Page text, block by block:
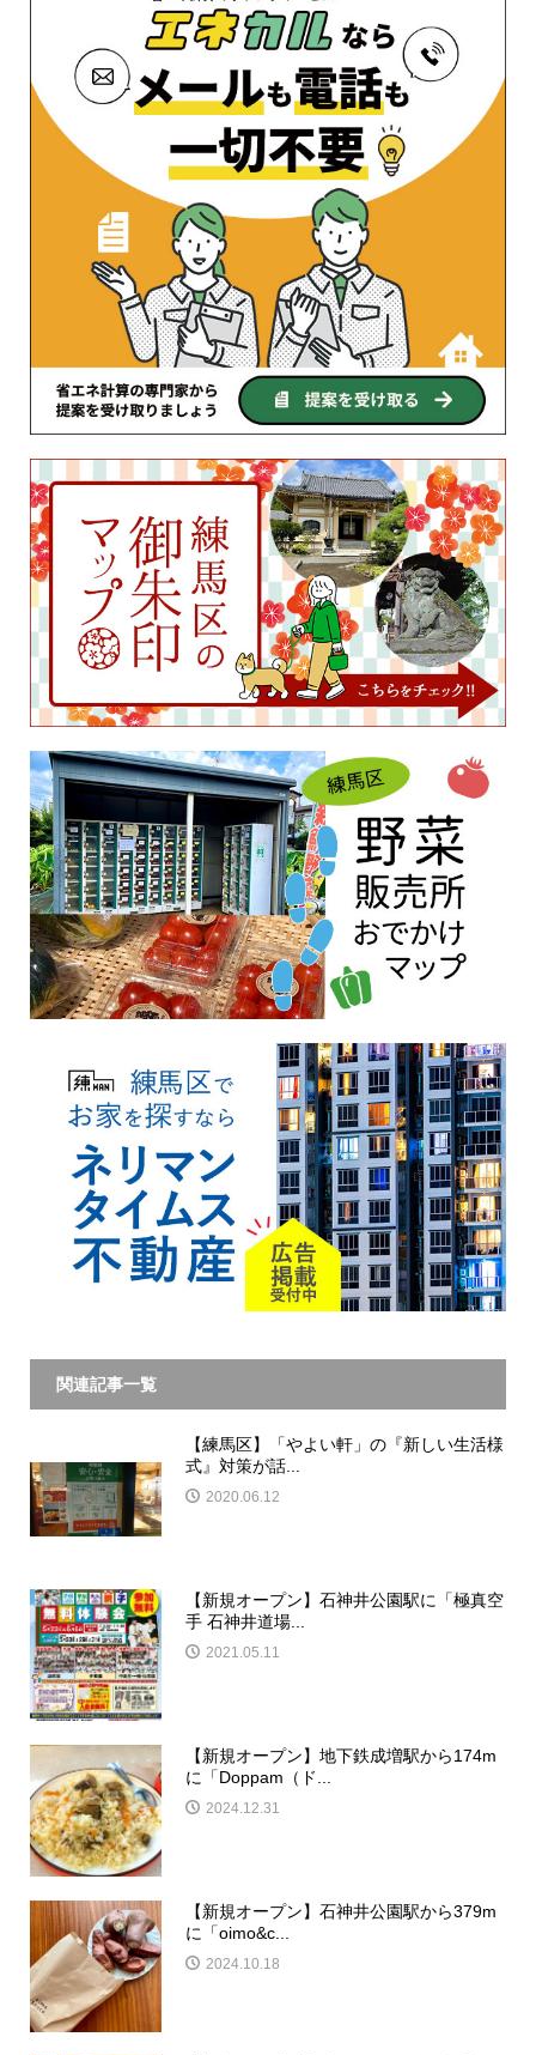
関連記事一覧
【練馬区】「やよい軒」の『新しい生活様
式』対策が話...
2020.06.12
【新規オープン】石神井公園駅に「極真空
手 石神井道場...
2021.05.11
【新規オープン】地下鉄成増駅から174m
に「Doppam（ド...
2024.12.31
【新規オープン】石神井公園駅から379m
に「oimo&c...
2024.10.18